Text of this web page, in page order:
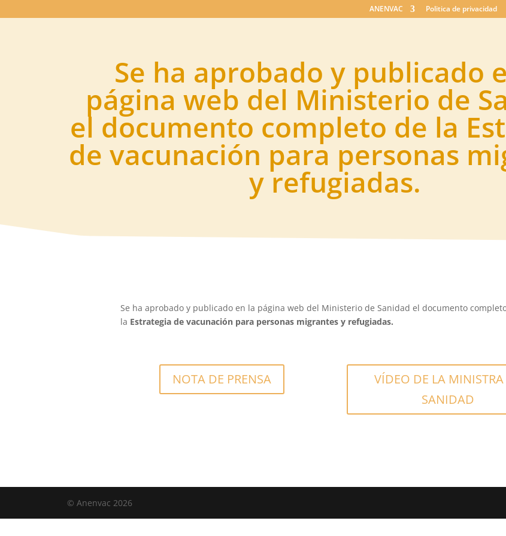
ANENVAC Politica de privacidad
Se ha aprobado y publicado
página web del Ministerio de
el documento completo de la
de vacunación para personas
y refugiadas.
Se ha aprobado y publicado en la página web del Ministerio de Sanidad eldocumento
la Estrategia de vacunación para personas migrantes y refugiadas.
NOTA DE PRENSA
VÍDEO DE LA MINISTRA
SANIDAD
© Anenvac 2026